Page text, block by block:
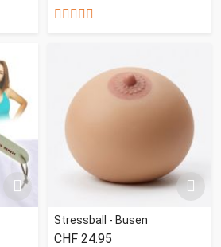
Stressball - Busen
CHF 24.95